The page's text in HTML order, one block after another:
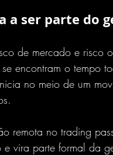
a ser parte do
de mercado e risco
encontram o tempo
no meio de um
remota no trading
e vira parte formal da